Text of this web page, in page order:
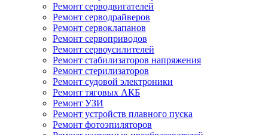
Ремонт серводвигателей
Ремонт серводрайверов
Ремонт сервоклапанов
Ремонт сервоприводов
Ремонт сервоусилителей
Ремонт стабилизаторов напряжения
Ремонт стерилизаторов
Ремонт судовой электроники
Ремонт тяговых АКБ
Ремонт УЗИ
Ремонт устройств плавного пуска
Ремонт фотоэпиляторов